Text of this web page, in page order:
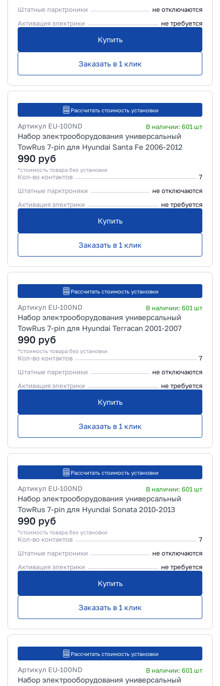
Штатные парктроники
не отключаются
Активация электрики
не требуется
Купить
Заказать в 1 клик
Рассчитать стоимость установки
Артикул EU-100ND В наличии: 601 шт
Набор электрооборудования универсальный
TowRus 7-pin для Hyundai Santa Fe 2006-2012
990 руб
*стоимость товара без установки
Кол-во контактов
7
Штатные парктроники
не отключаются
Активация электрики
не требуется
Купить
Заказать в 1 клик
Рассчитать стоимость установки
Артикул EU-100ND В наличии: 601 шт
Набор электрооборудования универсальный
TowRus 7-pin для Hyundai Terracan 2001-2007
990 руб
*стоимость товара без установки
Кол-во контактов
7
Штатные парктроники
не отключаются
Активация электрики
не требуется
Купить
Заказать в 1 клик
Рассчитать стоимость установки
Артикул EU-100ND В наличии: 601 шт
Набор электрооборудования универсальный
TowRus 7-pin для Hyundai Sonata 2010-2013
990 руб
*стоимость товара без установки
Кол-во контактов
7
Штатные парктроники
не отключаются
Активация электрики
не требуется
Купить
Заказать в 1 клик
Рассчитать стоимость установки
Артикул EU-100ND В наличии: 601 шт
Набор электрооборудования универсальный